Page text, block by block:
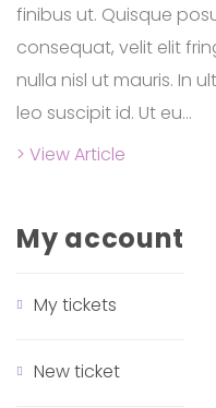
finibus ut. Quisque
consequat, velit elit
nulla nisl ut mauris. In
leo suscipit id. Ut eu...
> View Article
My account
My tickets
New ticket